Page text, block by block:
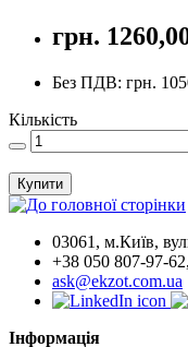
грн.
Без ПДВ: грн.
Кількість
Купити
03061, м.Київ,
+38 050 807-97-
ask@ekzot.com.ua
Інформація